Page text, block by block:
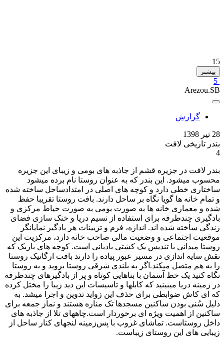
15
بیشتر
5
Arezou.SB
گزارش
28 تیر 1398
بندر تاریخی لافت
4
بندر لافت در جزیره قشم از جاذبه های بومی و زیبای این جزیره
محسوب میشود. این بندر که به عنوان روستا نام برده میشود
ساختاری خطی دارد و کوچه های اصلی در امتدادساحل ساخته شده
و تمام خانه ها گویا نگاه بر ساحل دارند. بافت روستا تقریبا حفظ
شده و معماری خانه ها به صورت بومی به صورت حیاط مرکزی و
بادگیری چندطرفه برای استفاده از نسیم دریا و خنک سازی فضای
زندگی ساخته شده اند. اندازه، فرم و تزیینات هر بادگیر نمایانگر
موقعیت اجتماعی و وضعیت مالی صاحب خانه دارد، مرکزیت این
روستا میدانی با تندیس یک کشتی بادبانی است. کوچه های باریک که
نقش سایه اندازی در مسیر عبور پیاده را دارند بافت ارگانیک روستا
را به هم متصل میکند.اگر به بلندی شرقی روستا بروید و به روستا
نگاه کنید یک خط آسمان با بناهایی کوتاه و پر از بادگیرهای چندطرفه
در زمینه دریا میبینید که کابلها و تاسیسات این دید زیبا را مختل کرده
که ای کاش ضوابطی برای حذف این زواید تدوین و اجرا میشد. به
دلیل سُنی بودن ساکنین مسجدها تک مناره هستند و نماز جمعه برای
ساکنین از اهمیت ویژه ای برخوردار است.چاههای تلا از جاذبه های
داخل روستاست. تماشای غروب با پس‌زمینه لنجهای کنار ساحل از
زیبایی های این روستای زیباست.